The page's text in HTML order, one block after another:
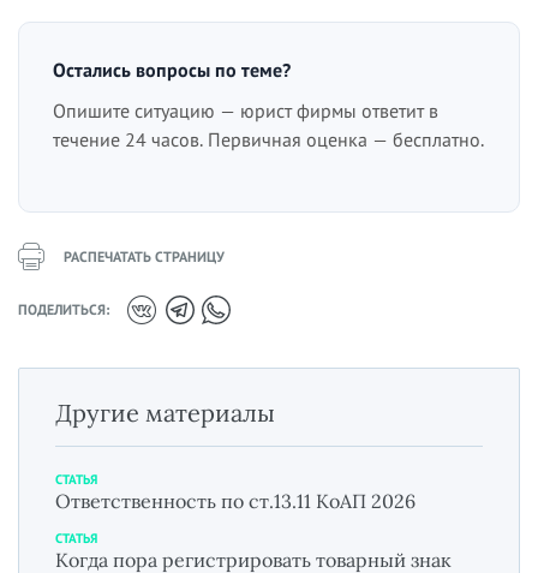
Остались вопросы по теме?
Опишите ситуацию — юрист фирмы ответит в
течение 24 часов. Первичная оценка — бесплатно.
РАСПЕЧАТАТЬ СТРАНИЦУ
ПОДЕЛИТЬСЯ:
Другие материалы
СТАТЬЯ
Ответственность по ст.13.11 КоАП 2026
СТАТЬЯ
Когда пора регистрировать товарный знак